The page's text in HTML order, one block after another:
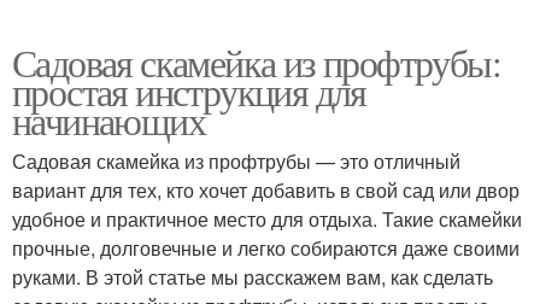
Садовая скамейка из профтрубы:
простая инструкция для
начинающих
Садовая скамейка из профтрубы — это отличный
вариант для тех, кто хочет добавить в свой сад или двор
удобное и практичное место для отдыха. Такие скамейки
прочные, долговечные и легко собираются даже своими
руками. В этой статье мы расскажем вам, как сделать